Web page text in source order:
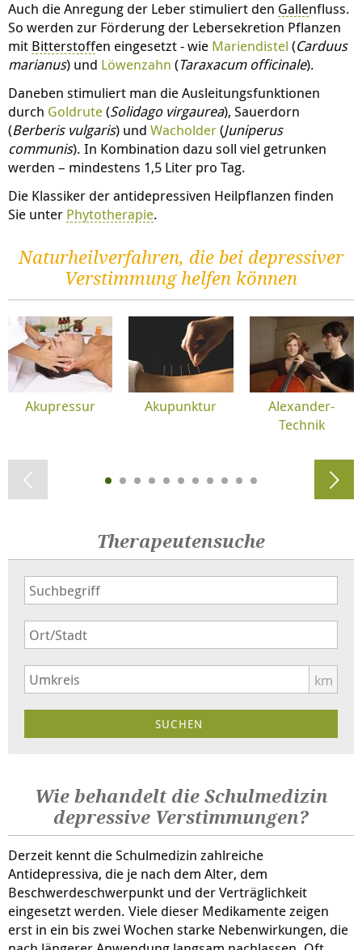
Auch die Anregung der Leber stimuliert den Gallenfluss.
So werden zur Förderung der Lebersekretion Pflanzen
mit Bitterstoffen eingesetzt - wie Mariendistel (Carduus
marianus) und Löwenzahn (Taraxacum officinale).
Daneben stimuliert man die Ausleitungsfunktionen
durch Goldrute(Solidago virgaurea), Sauerdorn
(Berberis vulgaris) und Wacholder(Juniperus
communis). In Kombination dazu soll viel getrunken
werden – mindestens 1,5 Liter pro Tag.
Die Klassiker der antidepressiven Heilpflanzen finden
Sie unter Phytotherapie.
Naturheilverfahren, die bei depressiver
Verstimmung helfen können
Akupressur Akupunktur
Alexander-
Technik
Therapeutensuche
km
Wie behandelt die Schulmedizin
depressive Verstimmungen?
Derzeit kennt die Schulmedizin zahlreiche
Antidepressiva, die je nach dem Alter, dem
Beschwerdeschwerpunkt und der Verträglichkeit
eingesetzt werden. Viele dieser Medikamente zeigen
erst in ein bis zwei Wochen starke Nebenwirkungen, die